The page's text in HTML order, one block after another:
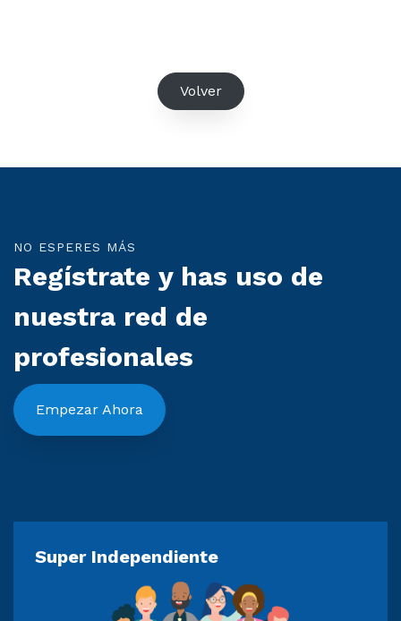
Volver
NO ESPERES MÁS
Regístrate y has uso de
nuestra red de
profesionales
Empezar Ahora
Super Independiente